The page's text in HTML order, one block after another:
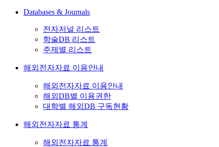
Databases & Journals
전자저널 리스트
학술DB 리스트
주제별 리스트
해외전자자료 이용안내
해외전자자료 이용안내
해외DB별 이용권한
대학별 해외DB 구독현황
해외전자자료 통계
해외전자자료 통계